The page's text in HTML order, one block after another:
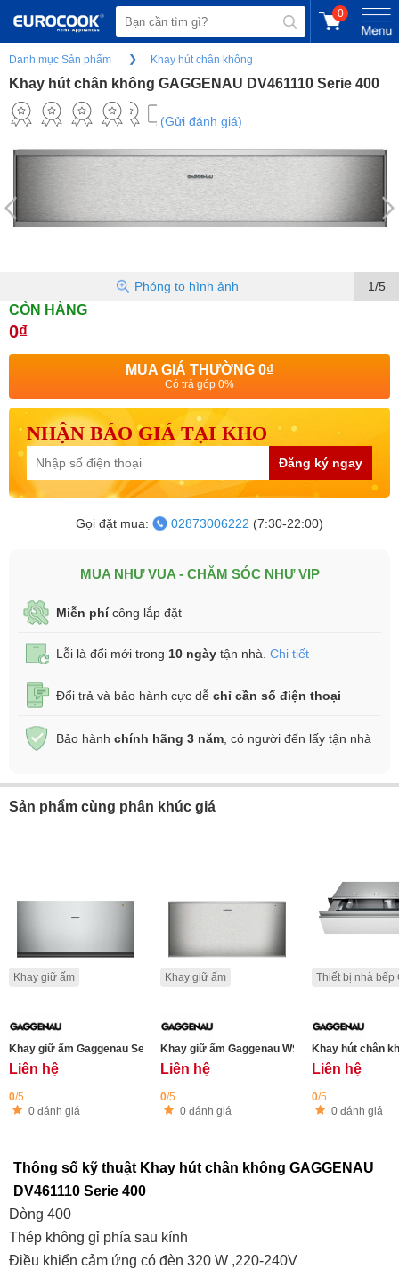
0
Danh mục Sản phẩm Khay hút chân không
Khay hút chân không GAGGENAU DV461110 Serie 400
(Gửi đánh giá)
1/5
Phóng to hình ảnh
CÒN HÀNG
0₫
MUA GIÁ THƯỜNG 0₫
Có trả góp 0%
NHẬN BÁO GIÁ TẠI KHO
Đăng ký ngay
Gọi đặt mua: 02873006222 (7:30-22:00)
MUA NHƯ VUA - CHĂM SÓC NHƯ VIP
Miễn phícông lắp đặt
Lỗi là đổi mới trong 10 ngày tận nhà. Chi tiết
Đổi trả và bảo hành cực dễ chỉ cần số điện thoại
Bảo hành chính hãng 3 năm , có người đến lấy tận nhà
Sản phẩm cùng phân khúc giá
Khay giữ ấm
Khay giữ ấm Gaggenau Serie 200 WSP222112
Liên hệ
0/5
0 đánh giá
Khay giữ ấm
Khay giữ ấm Gaggenau WS462112 Serie 400 -
Liên hệ
0/5
0 đánh giá
Thiết bị nhà bếp
Khay hút chân
Liên hệ
0/5
0 đánh giá
Thông số kỹ thuật Khay hút chân không GAGGENAU
DV461110 Serie 400
Dòng 400
Thép không gỉ phía sau kính
Điều khiển cảm ứng có đèn 320 W ,220-240V